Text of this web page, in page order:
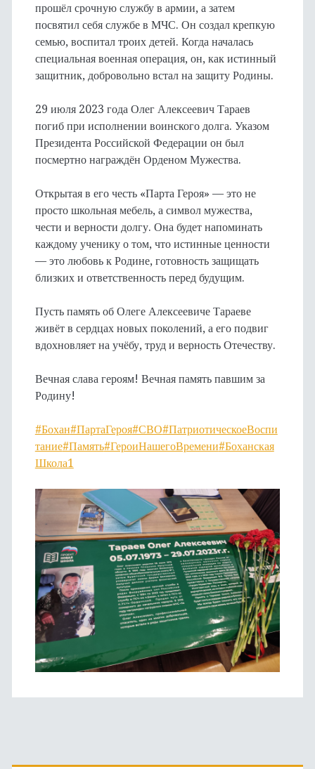
прошёл срочную службу в армии, а затем
посвятил себя службе в МЧС. Он создал крепкую
семью, воспитал троих детей. Когда началась
специальная военная операция, он, как истинный
защитник, добровольно встал на защиту Родины.
29 июля 2023 года Олег Алексеевич Тараев
погиб при исполнении воинского долга. Указом
Президента Российской Федерации он был
посмертно награждён Орденом Мужества.
Открытая в его честь «Парта Героя» — это не
просто школьная мебель, а символ мужества,
чести и верности долгу. Она будет напоминать
каждому ученику о том, что истинные ценности
— это любовь к Родине, готовность защищать
близких и ответственность перед будущим.
Пусть память об Олеге Алексеевиче Тараеве
живёт в сердцах новых поколений, а его подвиг
вдохновляет на учёбу, труд и верность Отечеству.
Вечная слава героям! Вечная память павшим за
Родину!
#Бохан#ПартаГероя#СВО#ПатриотическоеВоспи
тание#Память#ГероиНашегоВремени#Боханская
Школа1